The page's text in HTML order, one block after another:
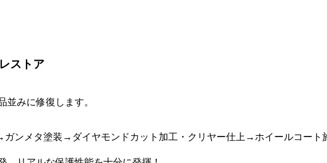
ストア
並みに修復します。
ンメタ塗装→ダイヤモンドカット加工・クリヤー仕上→ホイールコート